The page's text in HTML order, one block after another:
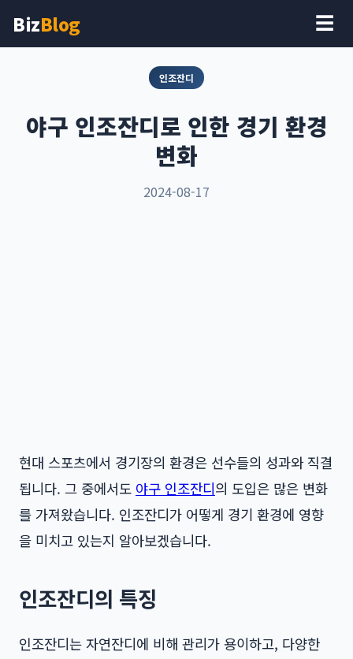
BizBlog ☰
인조잔디
야구 인조잔디로 인한 경기 환경
변화
2024-08-17
현대 스포츠에서 경기장의 환경은 선수들의 성과와 직결
됩니다. 그 중에서도 야구 인조잔디의 도입은 많은 변화
를 가져왔습니다. 인조잔디가 어떻게 경기 환경에 영향
을 미치고 있는지 알아보겠습니다.
인조잔디의 특징
인조잔디는 자연잔디에 비해 관리가 용이하고, 다양한